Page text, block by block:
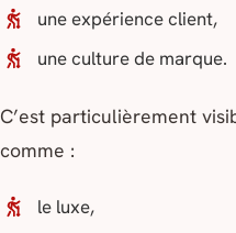
une expérience client,
une culture de marque.
C’est particulièrement
comme :
le luxe,